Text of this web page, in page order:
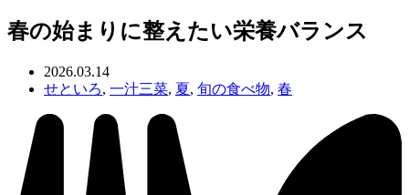
春の始まりに整えたい栄養バランス
2026.03.14
せといろ, 一汁三菜, 夏, 旬の食べ物, 春